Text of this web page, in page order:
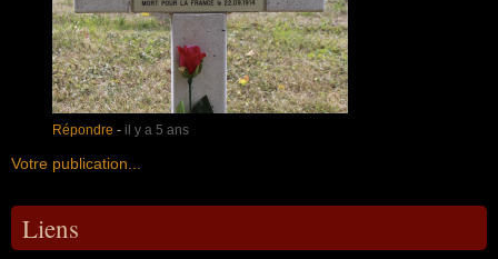
Répondre - il y a 5 ans
Votre publication...
Liens